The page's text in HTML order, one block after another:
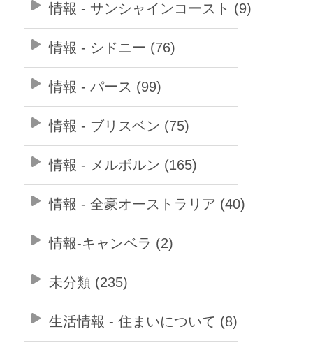
情報 - サンシャインコースト (9)
情報 - シドニー (76)
情報 - パース (99)
情報 - ブリスベン (75)
情報 - メルボルン (165)
情報 - 全豪オーストラリア (40)
情報-キャンベラ (2)
未分類 (235)
生活情報 - 住まいについて (8)